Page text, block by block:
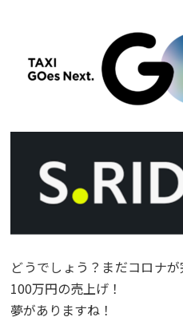
どうでしょう？まだコロナ
100万円の売上げ！
夢がありますね！